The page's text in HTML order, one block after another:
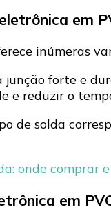
em
inúmeras
forte e
e reduzir o
de solda
onde comprar
em